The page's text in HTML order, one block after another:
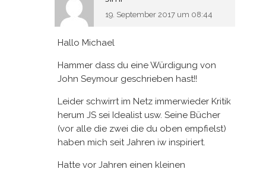
19. September 2017 um 08:44
Hallo Michael
Hammer dass du eine Würdigung von
John Seymour geschrieben hast!!
Leider schwirrt im Netz immerwieder Kritik
herum JS sei Idealist usw. Seine Bücher
(vor alle die zwei die du oben empfielst)
haben mich seit Jahren iw inspiriert.
Hatte vor Jahren einen kleinen